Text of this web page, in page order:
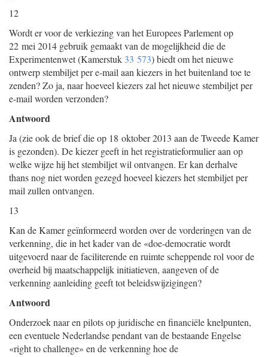
12
Wordt er voor de verkiezing van het Europees Parlement op
22 mei 2014 gebruik gemaakt van de mogelijkheid die de
Experimentenwet (Kamerstuk 33 573) biedt om het nieuwe
ontwerp stembiljet per e-mail aan kiezers in het buitenland toe te
zenden? Zo ja, naar hoeveel kiezers zal het nieuwe stembiljet per
e-mail worden verzonden?
Antwoord
Ja (zie ook de brief die op 18 oktober 2013 aan de Tweede Kamer
is gezonden). De kiezer geeft in het registratieformulier aan op
welke wijze hij het stembiljet wil ontvangen. Er kan derhalve
thans nog niet worden gezegd hoeveel kiezers het stembiljet per
mail zullen ontvangen.
13
Kan de Kamer geïnformeerd worden over de vorderingen van de
verkenning, die in het kader van de «doe-democratie wordt
uitgevoerd naar de faciliterende en ruimte scheppende rol voor de
overheid bij maatschappelijk initiatieven, aangeven of de
verkenning aanleiding geeft tot beleidswijzigingen?
Antwoord
Onderzoek naar en pilots op juridische en financiële knelpunten,
een eventuele Nederlandse pendant van de bestaande Engelse
«right to challenge» en de verkenning hoe de